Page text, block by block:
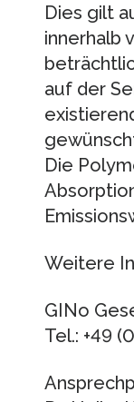
Dies gilt
innerhalb
auf der
Die
Weitere
GINo
Tel.: +49